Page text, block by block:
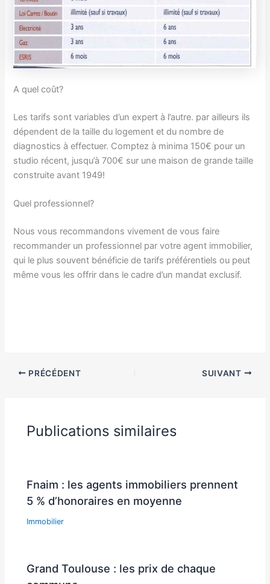
A quel coût?
Les tarifs sont variables d’un expert à l’autre. par ailleurs ils
dépendent de la taille du logement et du nombre de
diagnostics à effectuer. Comptez à minima 150€ pour un
studio récent, jusqu’à 700€ sur une maison de grande taille
construite avant 1949!
Quel professionnel?
Nous vous recommandons vivement de vous faire
recommander un professionnel par votre agent immobilier,
qui le plus souvent bénéficie de tarifs préférentiels ou peut
même vous les offrir dans le cadre d’un mandat exclusif.
PRÉCÉDENT SUIVANT
Publications similaires
Fnaim : les agents immobiliers prennent
5 % d’honoraires en moyenne
Immobilier
Grand Toulouse : les prix de chaque